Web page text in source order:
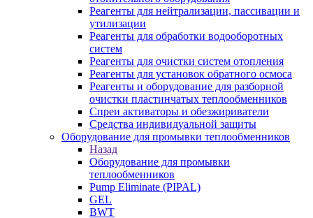
Реагенты для нейтрализации, пассивации и
утилизации
Реагенты для обработки водооборотных
систем
Реагенты для очистки систем отопления
Реагенты для установок обратного осмоса
Реагенты и оборудование для разборной
очистки пластинчатых теплообменников
Спреи активаторы и обезжириватели
Средства индивидуальной защиты
Оборудование для промывки теплообменников
Назад
Оборудование для промывки
теплообменников
Pump Eliminate (PIPAL)
GEL
BWT